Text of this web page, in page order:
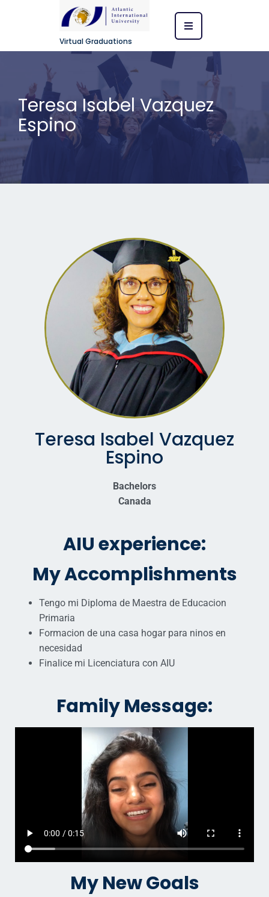
Virtual Graduations
Teresa Isabel Vazquez
Espino
Teresa Isabel Vazquez
Espino
Bachelors
Canada
AIU experience:
My Accomplishments
Tengo mi Diploma de Maestra de Educacion
Primaria
Formacion de una casa hogar para ninos en
necesidad
Finalice mi Licenciatura con AIU
Family Message:
My New Goals